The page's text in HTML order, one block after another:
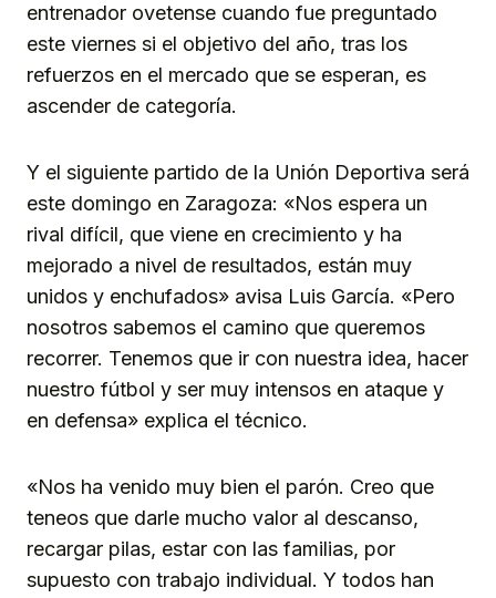
entrenador ovetense cuando fue preguntado
este viernes si el objetivo del año, tras los
refuerzos en el mercado que se esperan, es
ascender de categoría.
Y el siguiente partido de la Unión Deportiva será
este domingo en Zaragoza: «Nos espera un
rival difícil, que viene en crecimiento y ha
mejorado a nivel de resultados, están muy
unidos y enchufados» avisa Luis García. «Pero
nosotros sabemos el camino que queremos
recorrer. Tenemos que ir con nuestra idea, hacer
nuestro fútbol y ser muy intensos en ataque y
en defensa» explica el técnico.
«Nos ha venido muy bien el parón. Creo que
teneos que darle mucho valor al descanso,
recargar pilas, estar con las familias, por
supuesto con trabajo individual. Y todos han